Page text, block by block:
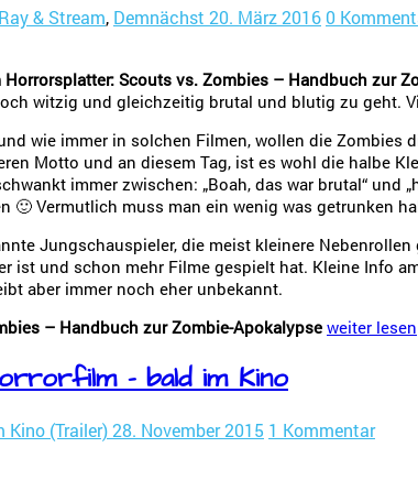
& Stream, Demnächst 20. März 2016 0
Scouts vs. Zombies – Handbuch zur
witzig und gleichzeitig brutal und blutig zu geht.
wie immer in solchen Filmen, wollen die
Motto und an diesem Tag, ist es wohl die halbe
immer zwischen: „Boah, das war brutal“
🙂 Vermutlich muss man ein wenig was getrunken
Jungschauspieler, die meist kleinere
ist und schon mehr Filme gespielt hat. Kleine Info
aber immer noch eher unbekannt.
– Handbuch zur Zombie-Apokalypse weiter lesen
– bald im Kino
Kino (Trailer) 28. November 2015 1 Kommentar